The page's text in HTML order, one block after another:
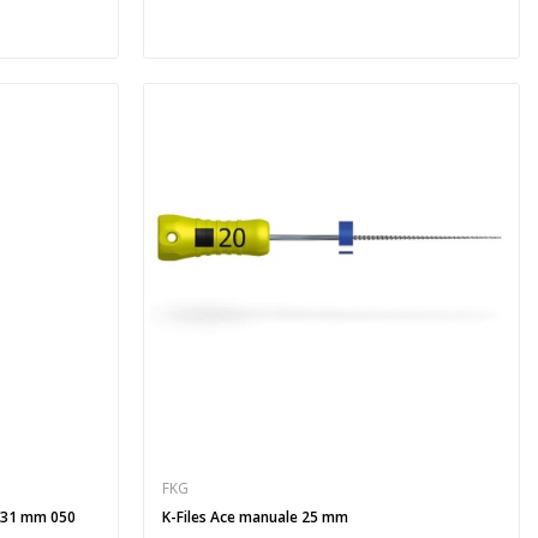
mm 050
FKG
K-Files Ace manuale 25 mm